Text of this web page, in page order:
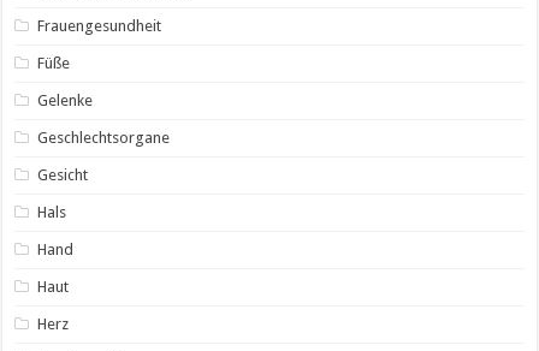
Frauengesundheit
Füße
Gelenke
Geschlechtsorgane
Gesicht
Hals
Hand
Haut
Herz